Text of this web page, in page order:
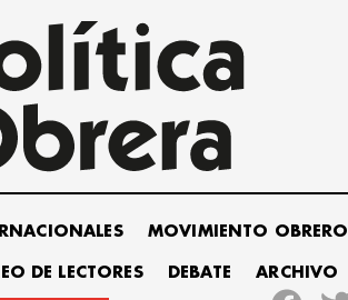
MOVIMIENTO OBRERO
DE LECTORES DEBATE ARCHIVO